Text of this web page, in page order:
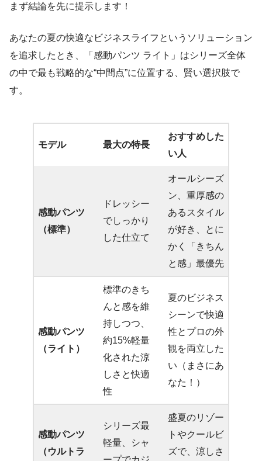
まず結論を先に提示します！
あなたの夏の快適なビジネスライフというソリューション
を追求したとき、「感動パンツ ライト」はシリーズ全体
の中で最も戦略的な“中間点”に位置する、賢い選択肢で
す。
モデル 最大の特長
おすすめした
い人
感動パンツ
（標準）
ドレッシー
でしっかり
した仕立て
オールシーズ
ン、重厚感の
あるスタイル
が好き、とに
かく「きちん
と感」最優先
感動パンツ
（ライト）
標準のきち
んと感を維
持しつつ、
約15%軽量
化された涼
しさと快適
性
夏のビジネス
シーンで快適
性とプロの外
観を両立した
い（まさにあ
なた！）
感動パンツ
（ウルトラ
シリーズ最
軽量、シャ
盛夏のリゾー
トやクールビ
ズで、涼しさ